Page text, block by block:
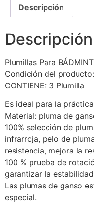
Descripción
Descripción
Plumillas Para
Condición del
CONTIENE: 3 Plumilla
Es ideal para la práctica
Material: pluma de
100% selección de
infrarroja, pelo de
resistencia, mejora la
100 % prueba de
garantizar la
Las plumas de ganso
especial.